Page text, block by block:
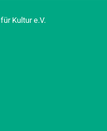
Kultur e.V.